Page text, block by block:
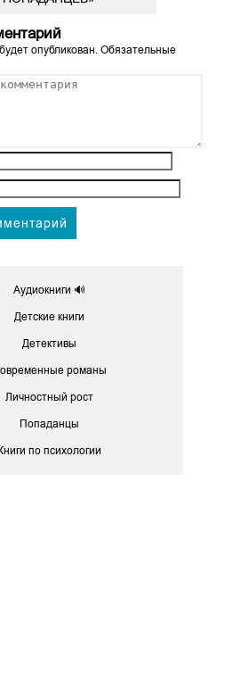
опубликован.Обязательные
Аудиокниги 🔊
Детские книги
Детективы
романы
Личностный рост
Попаданцы
Книги по психологии